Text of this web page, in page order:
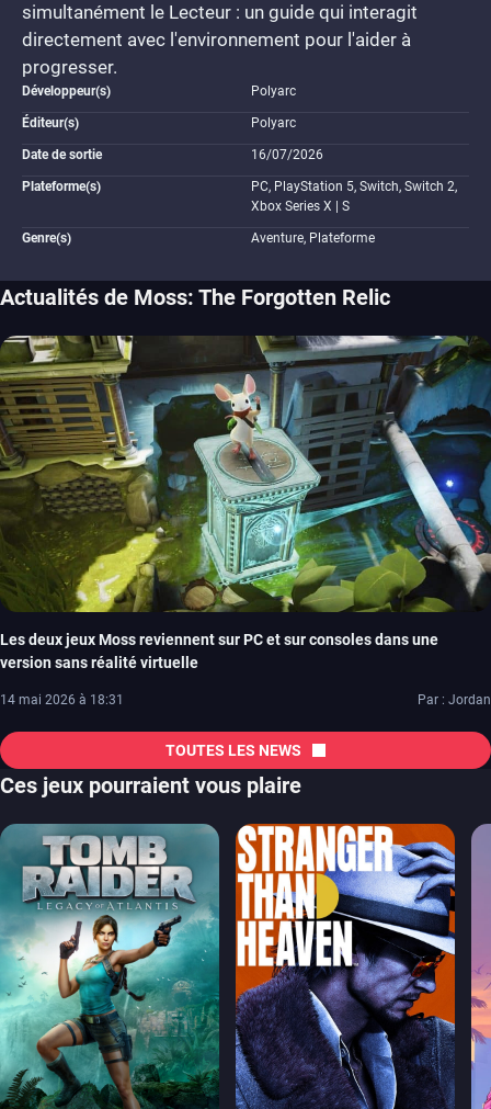
simultanément le Lecteur : un guide qui interagit
directement avec l'environnement pour l'aider à
progresser.
Développeur(s) Polyarc
Éditeur(s) Polyarc
Date de sortie 16/07/2026
Plateforme(s)
PC, PlayStation 5, Switch, Switch 2,
Xbox Series X | S
Genre(s) Aventure, Plateforme
Actualités de Moss: The Forgotten Relic
Les deux jeux Moss reviennent sur PC et sur consoles dans une
version sans réalité virtuelle
14 mai 2026 à 18:31 Par : Jordan
TOUTES LES NEWS
Ces jeux pourraient vous plaire